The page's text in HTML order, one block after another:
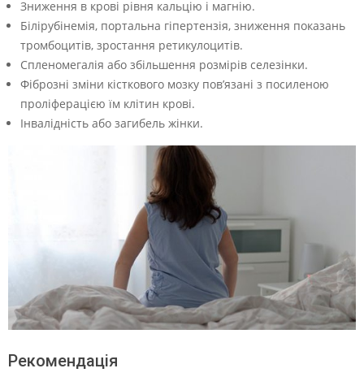
Зниження в крові рівня кальцію і магнію.
Білірубінемія, портальна гіпертензія, зниження показань
тромбоцитів, зростання ретикулоцитів.
Спленомегалія або збільшення розмірів селезінки.
Фіброзні зміни кісткового мозку пов’язані з посиленою
проліферацією їм клітин крові.
Інвалідність або загибель жінки.
Рекомендація